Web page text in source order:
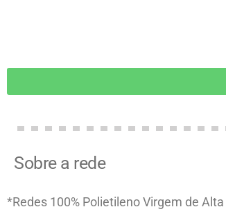
Sobre a rede
*Redes 100% Polietileno Virgem de